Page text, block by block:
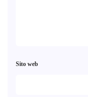
Sito web